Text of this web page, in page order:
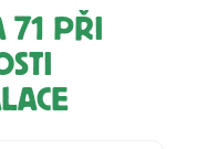
71 PŘI